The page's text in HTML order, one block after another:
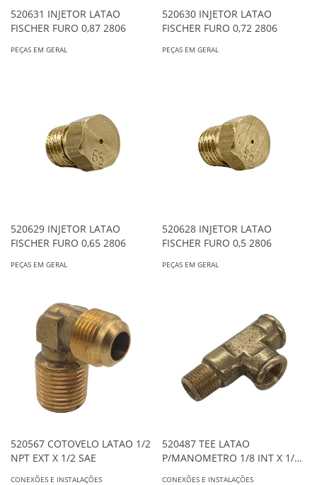
520631 INJETOR LATAO
FISCHER FURO 0,87 2806
PEÇAS EM GERAL
520630 INJETOR LATAO
FISCHER FURO 0,72 2806
PEÇAS EM GERAL
520629 INJETOR LATAO
FISCHER FURO 0,65 2806
PEÇAS EM GERAL
520628 INJETOR LATAO
FISCHER FURO 0,5 2806
PEÇAS EM GERAL
520567 COTOVELO LATAO 1/2
NPT EXT X 1/2 SAE
CONEXÕES E INSTALAÇÕES
520487 TEE LATAO
P/MANOMETRO 1/8 INT X 1/8
INT X 1/8 EXT ALG 0641
CONEXÕES E INSTALAÇÕES